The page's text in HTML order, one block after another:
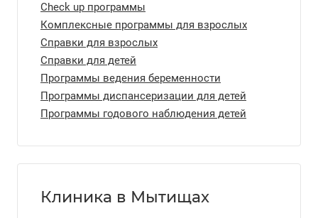
Check up программы
Комплексные программы для взрослых
Справки для взрослых
Справки для детей
Программы ведения беременности
Программы диспансеризации для детей
Программы годового наблюдения детей
Клиника в Мытищах